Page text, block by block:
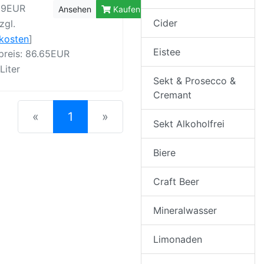
]
86.65EUR
Ansehen Kaufen
« 1 (current)
»
Cider
Eistee
Sekt & Prosecco &
Cremant
Sekt Alkoholfrei
Biere
Craft Beer
Mineralwasser
Limonaden